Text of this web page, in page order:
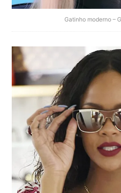
Gatinho moderno –